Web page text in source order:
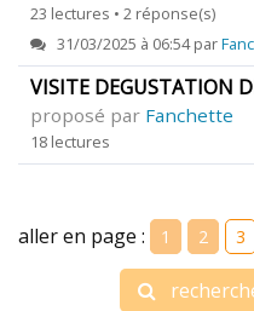
23 lectures • 2 réponse(s)
31/03/2025 à 06:54 par
VISITE DEGUSTATION
proposé par Fanchette
18 lectures
aller en page : 1 2 3